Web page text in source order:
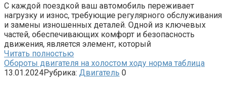
С каждой поездкой ваш автомобиль переживает
нагрузку и износ, требующие регулярного обслуживания
и замены изношенных деталей. Одной из ключевых
частей, обеспечивающих комфорт и безопасность
движения, является элемент, который
Читать полностью
Обороты двигателя на холостом ходу норма таблица
13.01.2024Рубрика: Двигатель 0